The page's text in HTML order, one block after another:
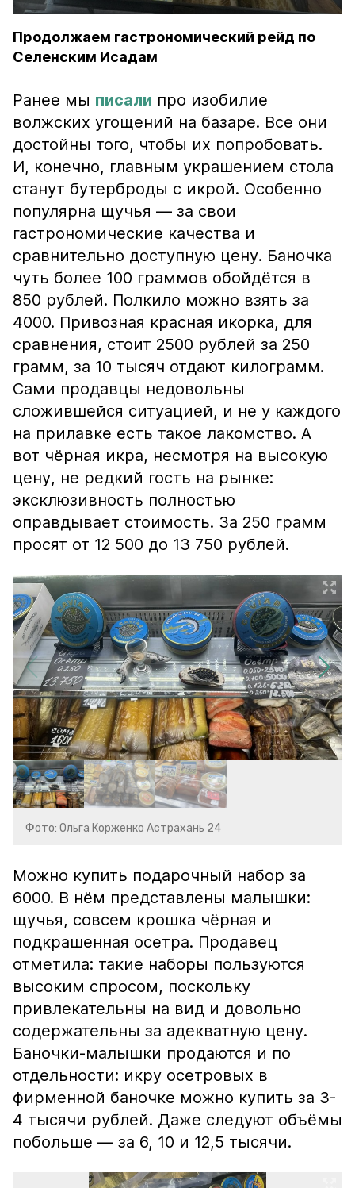
Продолжаем гастрономический рейд по
Селенским Исадам
Ранее мы писали про изобилие
волжских угощений на базаре. Все они
достойны того, чтобы их попробовать.
И, конечно, главным украшением стола
станут бутерброды с икрой. Особенно
популярна щучья — за свои
гастрономические качества и
сравнительно доступную цену. Баночка
чуть более 100 граммов обойдётся в
850 рублей. Полкило можно взять за
4000. Привозная красная икорка, для
сравнения, стоит 2500 рублей за 250
грамм, за 10 тысяч отдают килограмм.
Сами продавцы недовольны
сложившейся ситуацией, и не у каждого
на прилавке есть такое лакомство. А
вот чёрная икра, несмотря на высокую
цену, не редкий гость на рынке:
эксклюзивность полностью
оправдывает стоимость. За 250 грамм
просят от 12 500 до 13 750 рублей.
Фото: Ольга Корженко Астрахань 24
Можно купить подарочный набор за
6000. В нём представлены малышки:
щучья, совсем крошка чёрная и
подкрашенная осетра. Продавец
отметила: такие наборы пользуются
высоким спросом, поскольку
привлекательны на вид и довольно
содержательны за адекватную цену.
Баночки-малышки продаются и по
отдельности: икру осетровых в
фирменной баночке можно купить за 3-
4 тысячи рублей. Даже следуют объёмы
побольше — за 6, 10 и 12,5 тысячи.